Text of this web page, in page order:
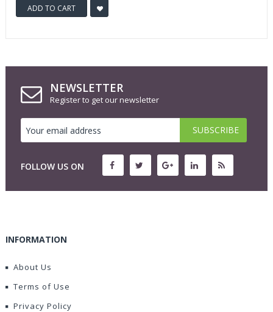
ADD TO CART
NEWSLETTER
Register to get our newsletter
FOLLOW US ON
INFORMATION
About Us
Terms of Use
Privacy Policy